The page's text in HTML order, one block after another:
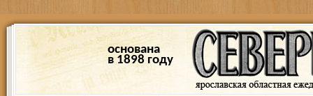
основана
в 1898 году